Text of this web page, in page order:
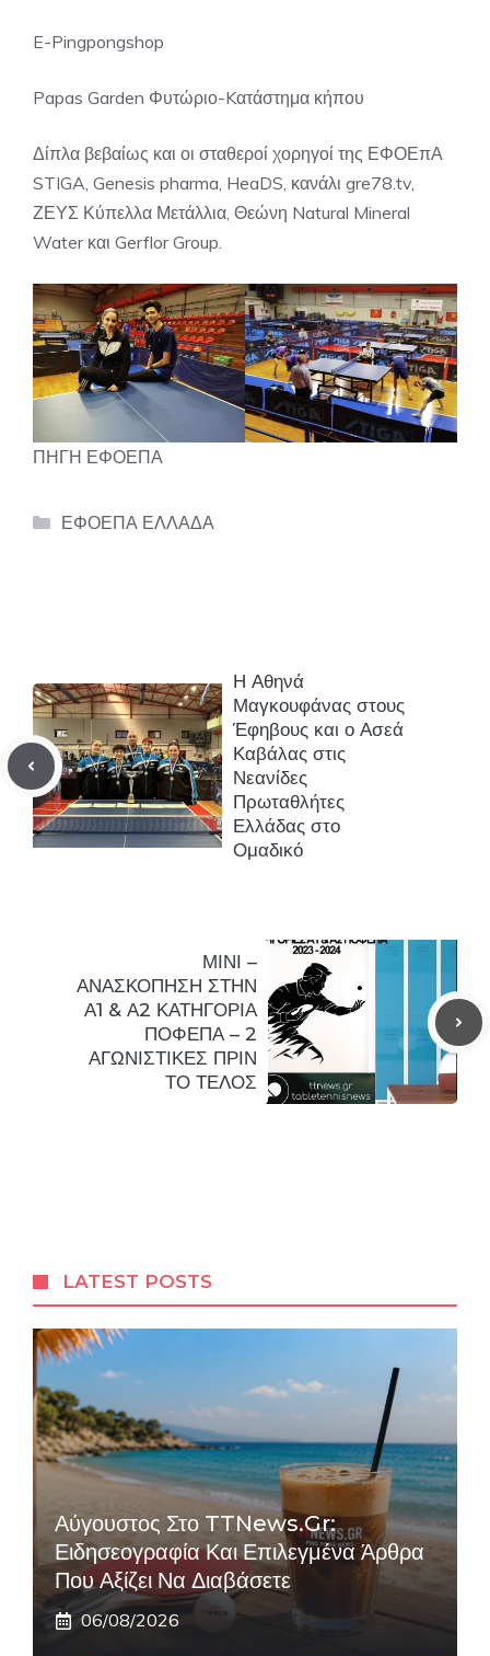
E-Pingpongshop
Papas Garden Φυτώριο-Kατάστημα κήπου
Δίπλα βεβαίως και οι σταθεροί χορηγοί της ΕΦΟΕπΑ
STIGA, Genesis pharma, HeaDS, κανάλι gre78.tv,
ΖΕΥΣ Κύπελλα Μετάλλια, Θεώνη Natural Mineral
Water και Gerflor Group.
ΠΗΓΗ ΕΦΟΕΠΑ
Categories
ΕΦΟΕΠΑ ΕΛΛΑΔΑ
Η Αθηνά
Μαγκουφάνας στους
Έφηβους και ο Ασεά
Καβάλας στις
Νεανίδες
Πρωταθλήτες
Ελλάδας στο
Ομαδικό
ΜΙΝΙ –
ΑΝΑΣΚΟΠΗΣΗ ΣΤΗΝ
Α1 & Α2 ΚΑΤΗΓΟΡΙΑ
ΠΟΦΕΠΑ – 2
ΑΓΩΝΙΣΤΙΚΕΣ ΠΡΙΝ
ΤΟ ΤΕΛΟΣ
LATEST POSTS
Αύγουστος Στο TTNews.gr:
Ειδησεογραφία Και Επιλεγμένα Άρθρα
Που Αξίζει Να Διαβάσετε
06/08/2026